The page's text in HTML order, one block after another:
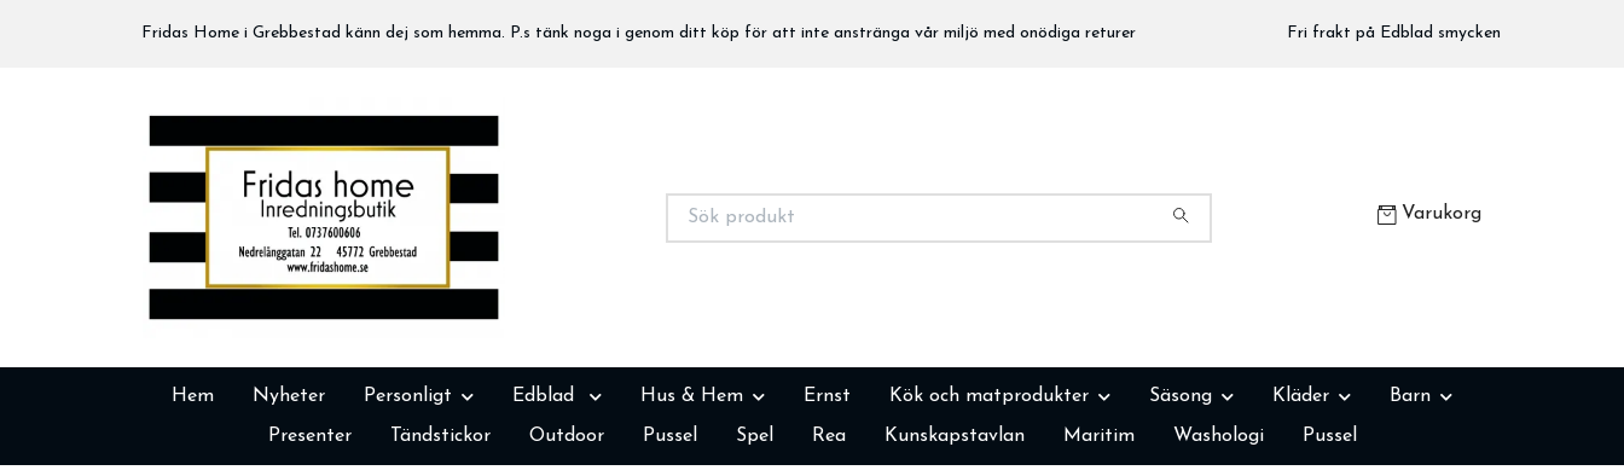
Fridas Home i Grebbestad känn dej som hemma. P.s tänk noga i genom ditt köp för att inte anstränga vår miljö med onödiga returer Fri frakt på Edblad smycken
Varukorg
Hem Nyheter Personligt Edblad Hus & Hem Ernst Kök och matprodukter Säsong Kläder Barn
Presenter Tändstickor Outdoor Pussel Spel Rea Kunskapstavlan Maritim Washologi Pussel